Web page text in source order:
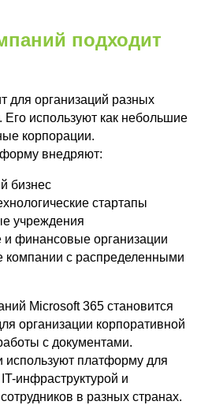
подходит
для организаций разных
Его используют как небольшие
корпорации.
внедряют:
бизнес
стартапы
учреждения
и финансовые организации
с распределенными
Microsoft 365 становится
организации корпоративной
с документами.
используют платформу для
инфраструктурой и
в разных странах.
бизнеса
365